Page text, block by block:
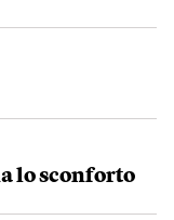
lo sconforto